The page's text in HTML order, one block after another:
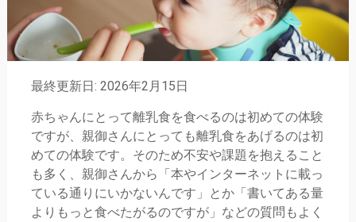
最終更新日: 2026年2月15日
赤ちゃんにとって離乳食を食べるのは初めての体験
ですが、親御さんにとっても離乳食をあげるのは初
めての体験です。そのため不安や課題を抱えること
も多く、親御さんから「本やインターネットに載っ
ている通りにいかないんです」とか「書いてある量
よりもっと食べたがるのですが」などの質問もよく